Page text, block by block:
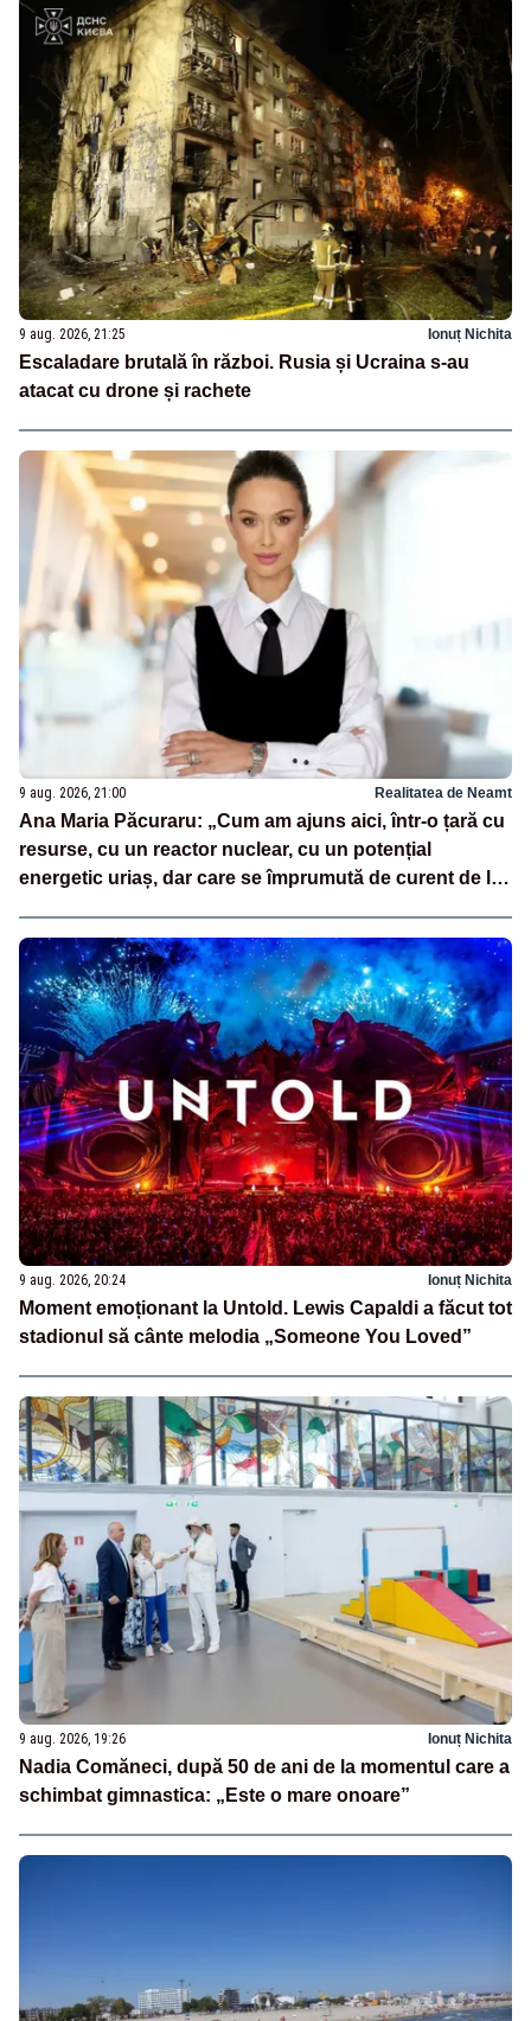
9 aug. 2026, 21:25 Ionuț Nichita
Escaladare brutală în război. Rusia și Ucraina s-au
atacat cu drone și rachete
9 aug. 2026, 21:00 Realitatea de Neamt
Ana Maria Păcuraru: „Cum am ajuns aici, într-o țară cu
resurse, cu un reactor nuclear, cu un potențial
energetic uriaș, dar care se împrumută de curent de la
9 aug. 2026, 20:24 Ionuț Nichita
Moment emoționant la Untold. Lewis Capaldi a făcut tot
stadionul să cânte melodia „Someone You Loved”
9 aug. 2026, 19:26 Ionuț Nichita
Nadia Comăneci, după 50 de ani de la momentul care a
schimbat gimnastica: „Este o mare onoare”